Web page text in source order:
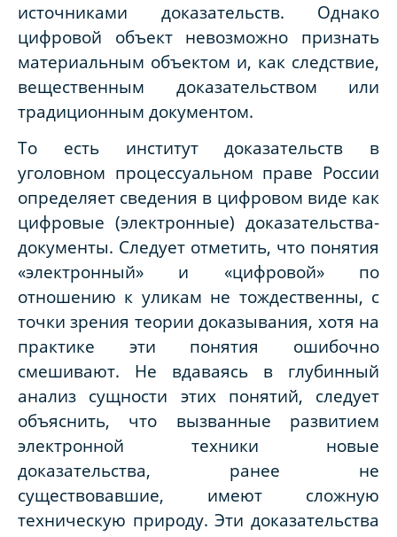
источниками доказательств. Однако
цифровой объект невозможно признать
материальным объектом и, как следствие,
вещественным доказательством или
традиционным документом.
То есть институт доказательств в
уголовном процессуальном праве России
определяет сведения в цифровом виде как
цифровые (электронные) доказательства-
документы. Следует отметить, что понятия
«электронный» и «цифровой» по
отношению к уликам не тождественны, с
точки зрения теории доказывания, хотя на
практике эти понятия ошибочно
смешивают. Не вдаваясь в глубинный
анализ сущности этих понятий, следует
объяснить, что вызванные развитием
электронной техники новые
доказательства, ранее не
существовавшие, имеют сложную
техническую природу. Эти доказательства